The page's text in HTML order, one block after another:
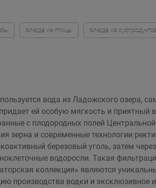
блюда из птицы блюда из
вода из Ладожского озера,
ей особую мягкость и приятный
с плодородных полей
зерна и современные технологии
березовый уголь, затем
водоросли. Такая
коллекция» являются
производства водки и эксклюзивное